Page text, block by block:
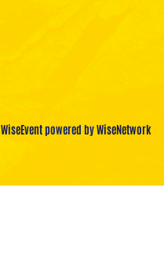
WiseEventpowered byWiseNetwork